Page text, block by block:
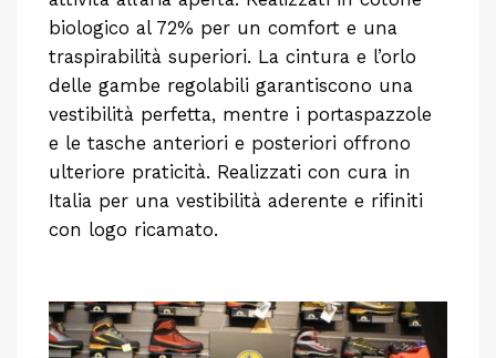
biologico al 72% per un comfort e una
traspirabilità superiori. La cintura e l’orlo
delle gambe regolabili garantiscono una
vestibilità perfetta, mentre i portaspazzole
e le tasche anteriori e posteriori offrono
ulteriore praticità. Realizzati con cura in
Italia per una vestibilità aderente e rifiniti
con logo ricamato.